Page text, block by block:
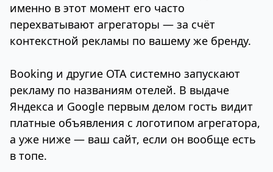
именно в этот момент его часто
перехватывают агрегаторы — за счёт
контекстной рекламы по вашему же бренду.
Booking и другие OTA системно запускают
рекламу по названиям отелей. В выдаче
Яндекса и Google первым делом гость видит
платные объявления с логотипом агрегатора,
а уже ниже — ваш сайт, если он вообще есть
в топе.